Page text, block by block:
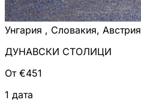
Унгария , Словакия, Австрия
ДУНАВСКИ СТОЛИЦИ
От €451
1 дата